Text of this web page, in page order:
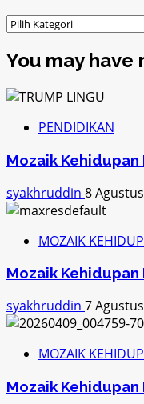
Kategori
You may have
PENDIDIKAN
Mozaik Kehidupan
syakhruddin 8
MOZAIK
Mozaik
syakhruddin 7
MOZAIK
Mozaik